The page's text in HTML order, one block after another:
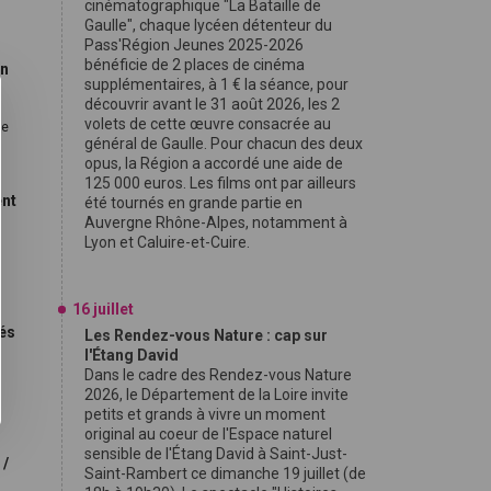
/
cinématographique "La Bataille de
Gaulle", chaque lycéen détenteur du
Pass'Région Jeunes 2025-2026
bénéficie de 2 places de cinéma
supplémentaires, à 1 € la séance, pour
découvrir avant le 31 août 2026, les 2
volets de cette œuvre consacrée au
général de Gaulle. Pour chacun des deux
opus, la Région a accordé une aide de
125 000 euros. Les films ont par ailleurs
été tournés en grande partie en
Auvergne Rhône-Alpes, notamment à
Lyon et Caluire-et-Cuire.
16 juillet
Les Rendez-vous Nature : cap sur
l'Étang David
Dans le cadre des Rendez-vous Nature
2026, le Département de la Loire invite
petits et grands à vivre un moment
original au coeur de l'Espace naturel
sensible de l'Étang David à Saint-Just-
Saint-Rambert ce dimanche 19 juillet (de